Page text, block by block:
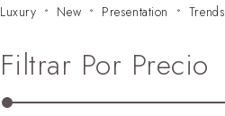
Luxury
New Presentation Trends
Filtrar Por Precio